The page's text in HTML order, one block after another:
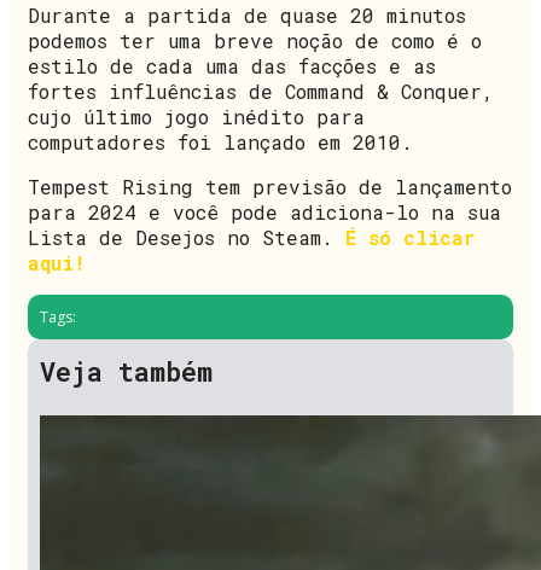
Durante a partida de quase 20 minutos
podemos ter uma breve noção de como é o
estilo de cada uma das facções e as
fortes influências de Command & Conquer,
cujo último jogo inédito para
computadores foi lançado em 2010.
Tempest Rising tem previsão de lançamento
para 2024 e você pode adiciona-lo na sua
Lista de Desejos no Steam. É só clicar
aqui!
Tags:
Veja também